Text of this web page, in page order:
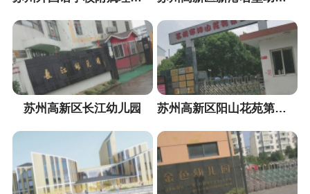
苏州高新区长江幼儿园 苏州高新区阳山花苑第二幼儿园